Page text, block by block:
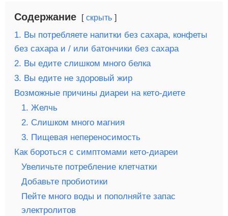
Содержание скрыть
1. Вы потребляете напитки без сахара, конфеты
без сахара и / или батончики без сахара
2. Вы едите слишком много белка
3. Вы едите не здоровый жир
Возможные причины диареи на кето-диете
1. Желчь
2. Слишком много магния
3. Пищевая непереносимость
Как бороться с симптомами кето-диареи
Увеличьте потребление клетчатки
Добавьте пробиотики
Пейте много воды и пополняйте запас
электролитов